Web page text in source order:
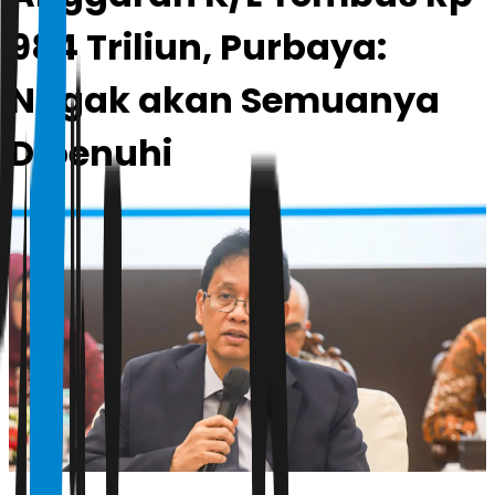
984 Triliun, Purbaya:
Nggak akan Semuanya
Dipenuhi